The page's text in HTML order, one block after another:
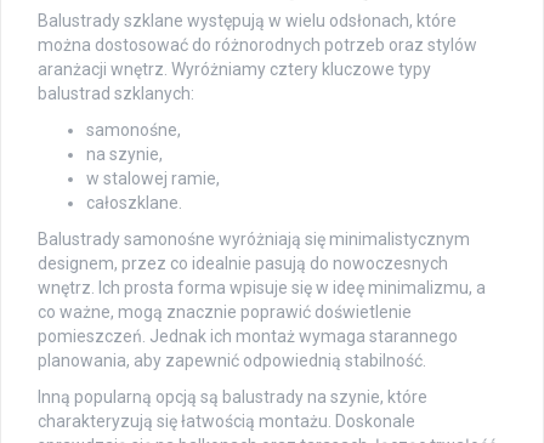
Balustrady szklane występują w wielu odsłonach, które
można dostosować do różnorodnych potrzeb oraz stylów
aranżacji wnętrz. Wyróżniamy cztery kluczowe typy
balustrad szklanych:
samonośne,
na szynie,
w stalowej ramie,
całoszklane.
Balustrady samonośne wyróżniają się minimalistycznym
designem, przez co idealnie pasują do nowoczesnych
wnętrz. Ich prosta forma wpisuje się w ideę minimalizmu, a
co ważne, mogą znacznie poprawić doświetlenie
pomieszczeń. Jednak ich montaż wymaga starannego
planowania, aby zapewnić odpowiednią stabilność.
Inną popularną opcją są balustrady na szynie, które
charakteryzują się łatwością montażu. Doskonale